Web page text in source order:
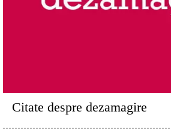
Citate despre dezamagire